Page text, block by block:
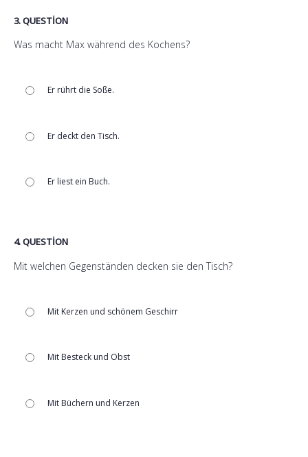
3. QUESTION
Was macht Max während des Kochens?
Er rührt die Soße.
Er deckt den Tisch.
Er liest ein Buch.
4. QUESTION
Mit welchen Gegenständen decken sie den Tisch?
Mit Kerzen und schönem Geschirr
Mit Besteck und Obst
Mit Büchern und Kerzen